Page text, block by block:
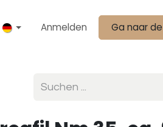
Anmelden Ga naar